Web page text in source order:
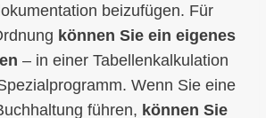
beizufügen. Für
können Sie ein eigenes
– in einer Tabellenkalkulation
Wenn Sie eine
führen, können Sie